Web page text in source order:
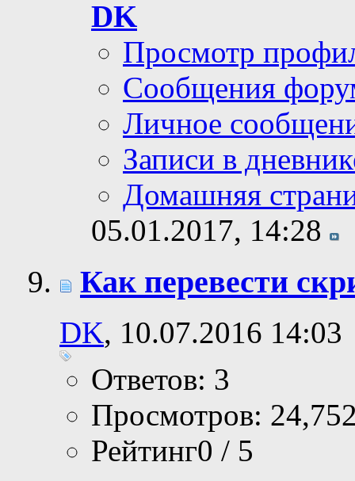
DK
Просмотр
Сообщения
Личное
Записи в
Домашняя
05.01.2017, 14:28
Как перевести
DK, 10.07.2016 14:03
Ответов: 3
Просмотров:
Рейтинг0 / 5